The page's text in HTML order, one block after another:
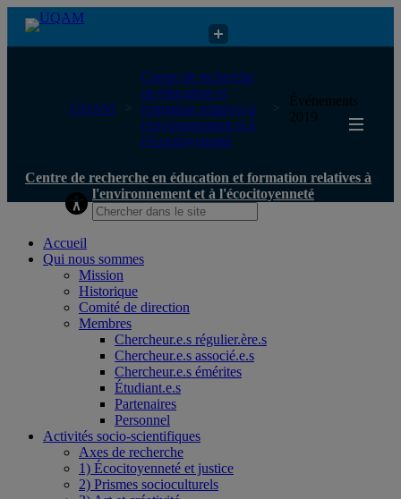
Centre de recherche en éducation et formation relatives à
l'environnement et à l'écocitoyenneté
UQAM
Centre de recherche
en éducation et
formation relatives à
l'environnement et à
l'écocitoyenneté
Événements
2019
Centre de recherche en éducation et formation relatives à
l'environnement et à l'écocitoyenneté
Accueil
Qui nous sommes
Mission
Historique
Comité de direction
Membres
Chercheur.e.s régulier.ère.s
Chercheur.e.s associé.e.s
Chercheur.e.s émérites
Étudiant.e.s
Partenaires
Personnel
Activités socio-scientifiques
Axes de recherche
1) Écocitoyenneté et justice
2) Prismes socioculturels